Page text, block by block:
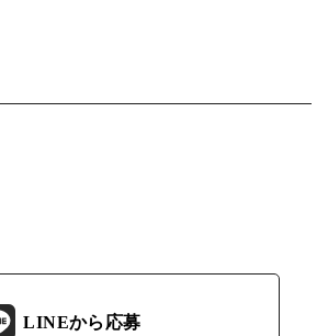
LINEから応募